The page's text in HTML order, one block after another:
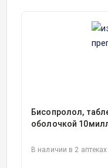
Бисопролол,
оболочкой
В наличии в 2 аптеках